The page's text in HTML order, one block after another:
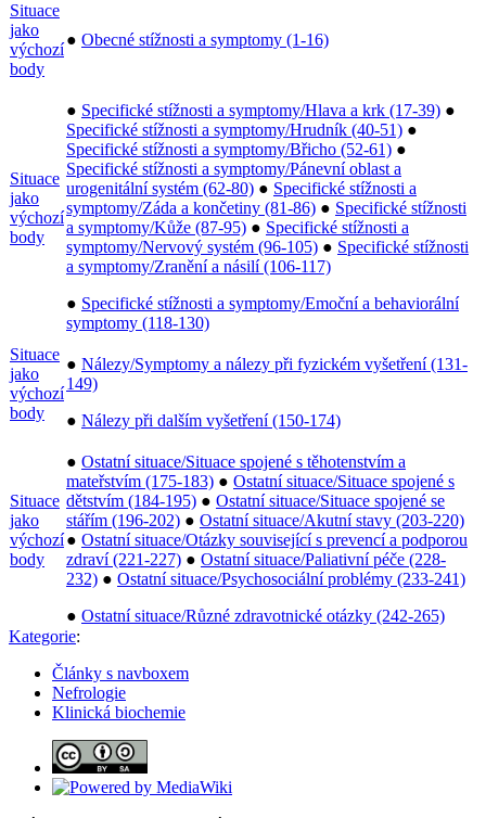
Situace
jako
výchozí
body
● Obecné stížnosti a symptomy (1-16)
Situace
jako
výchozí
body
● Specifické stížnosti a symptomy/Hlava a krk (17-39) ●
Specifické stížnosti a symptomy/Hrudník (40-51) ●
Specifické stížnosti a symptomy/Břicho (52-61) ●
Specifické stížnosti a symptomy/Pánevní oblast a
urogenitální systém (62-80) ● Specifické stížnosti a
symptomy/Záda a končetiny (81-86) ● Specifické stížnosti
a symptomy/Kůže (87-95) ● Specifické stížnosti a
symptomy/Nervový systém (96-105) ● Specifické stížnosti
a symptomy/Zranění a násilí (106-117)
● Specifické stížnosti a symptomy/Emoční a behaviorální
symptomy (118-130)
Situace
jako
výchozí
body
● Nálezy/Symptomy a nálezy při fyzickém vyšetření (131-
149)
● Nálezy při dalším vyšetření (150-174)
Situace
jako
výchozí
body
● Ostatní situace/Situace spojené s těhotenstvím a
mateřstvím (175-183) ● Ostatní situace/Situace spojené s
dětstvím (184-195) ● Ostatní situace/Situace spojené se
stářím (196-202) ● Ostatní situace/Akutní stavy (203-220)
● Ostatní situace/Otázky související s prevencí a podporou
zdraví (221-227) ● Ostatní situace/Paliativní péče (228-
232) ● Ostatní situace/Psychosociální problémy (233-241)
● Ostatní situace/Různé zdravotnické otázky (242-265)
Kategorie:
Články s navboxem
Nefrologie
Klinická biochemie